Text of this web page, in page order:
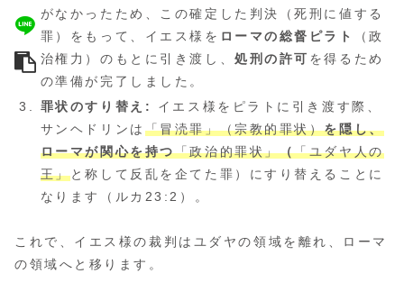
がなかったため、この確定した判決（死刑に値する
罪）をもって、イエス様を ローマの総督ピラト
（政
治権力）のもとに引き渡し、処刑の許可 を得るため
の準備が完了しました。
罪状のすり替え:
イエス様をピラトに引き渡す際、
サンヘドリンは 「冒涜罪」（宗教的罪状）を隠し、
ローマが関心を持つ「政治的罪状」（「ユダヤ人の
王」と称して反乱を企てた罪）にすり替えることに
なります（ルカ23:2）。
これで、イエス様の裁判はユダヤの領域を離れ、ローマ
の領域へと移ります。